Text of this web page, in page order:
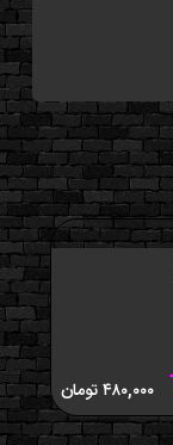
۴۸۰,۰۰۰تومان